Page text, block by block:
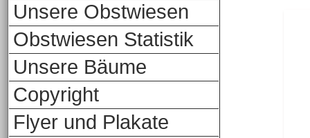
Unsere Obstwiesen
Obstwiesen Statistik
Unsere Bäume
Copyright
Flyer und Plakate